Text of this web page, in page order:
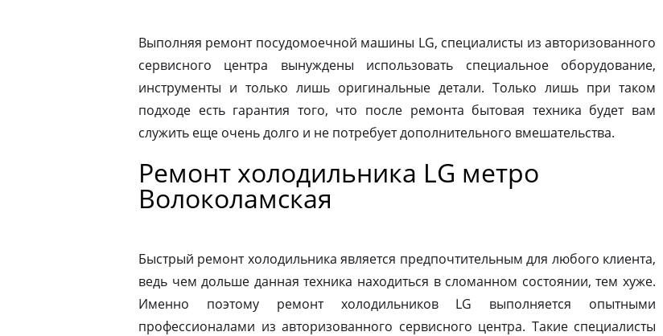
Выполняя ремонт посудомоечной машины LG, специалисты из авторизованного
сервисного центра вынуждены использовать специальное оборудование,
инструменты и только лишь оригинальные детали. Только лишь при таком
подходе есть гарантия того, что после ремонта бытовая техника будет вам
служить еще очень долго и не потребует дополнительного вмешательства.
Ремонт холодильника LG метро
Волоколамская
Быстрый ремонт холодильника является предпочтительным для любого клиента,
ведь чем дольше данная техника находиться в сломанном состоянии, тем хуже.
Именно поэтому ремонт холодильников LG выполняется опытными
профессионалами из авторизованного сервисного центра. Такие специалисты